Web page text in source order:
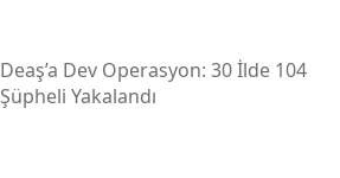
Deaş’a Dev Operasyon: 30 İlde 104
Şüpheli Yakalandı